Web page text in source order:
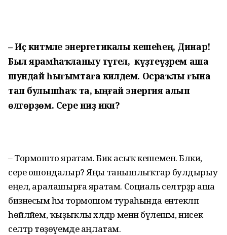
– Иҫ китмәле энергетикалы кешеһең, Динар!
Был ярамһаҡланыу түгел, ә күҙәтеүҙәрем аша
шундай һығымтаға килдем. Осраҡлы ғына
тап булышһаҡ та, ыңғай энергия алып
өлгөрҙөм. Сере ниҙә икән?
– Тормошто яратам. Бик асыҡ кешемен. Бәлки,
сере ошондалыр? Яңы танышлыҡтар булдырыу
еңел, аралашырға яратам. Социаль селтәрҙәр аша
бизнесым һәм тормошом тураһында ентекләп
һөйләйем, ҡыҙыҡлы хәлдәр менән бүлешәм, нисек
селтәр төҙөүемде аңлатам.